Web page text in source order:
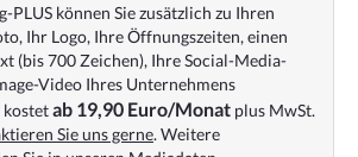
PLUS können Sie zusätzlich zu Ihren
Ihr Logo, Ihre Öffnungszeiten, einen
(bis 700 Zeichen), Ihre Social-Media-
Video Ihres Unternehmens
ab 19,90 Euro/Monat plus MwSt.
Sie uns gerne. Weitere